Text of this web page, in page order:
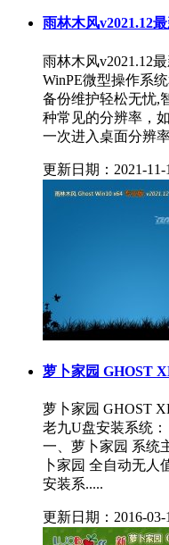
雨林木风v2021.12
雨林木风v2021.12
WinPE微型操作系
备份维护轻松无忧,
种常见的分辨率，
一次进入桌面分辨
更新日期：2021-11-
萝卜家园 GHOST
萝卜家园 GHOST
老九U盘安装系统
一、萝卜家园 系统
卜家园 全自动无人
安装系.....
更新日期：2016-03-